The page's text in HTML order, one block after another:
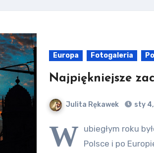
Europa Fotogaleria
Najpiękniejsze
Julita Rękawek sty
W ubiegłym roku
Polsce i po